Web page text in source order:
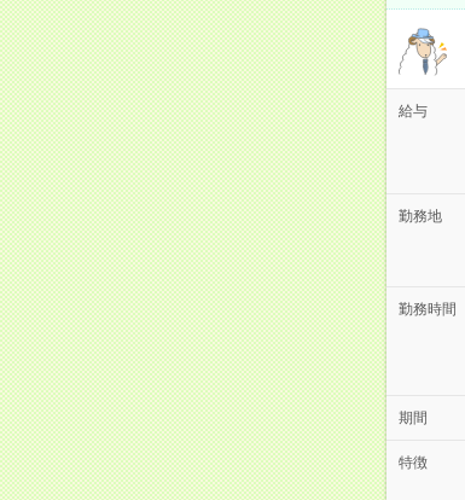
給与
勤務地
勤務時間
期間
特徴